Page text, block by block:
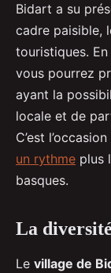
Bidart a su
cadre paisible,
touristiques.
vous pourrez
ayant la
locale et de
C’est
un rythme plus
basques.
La
Le village de